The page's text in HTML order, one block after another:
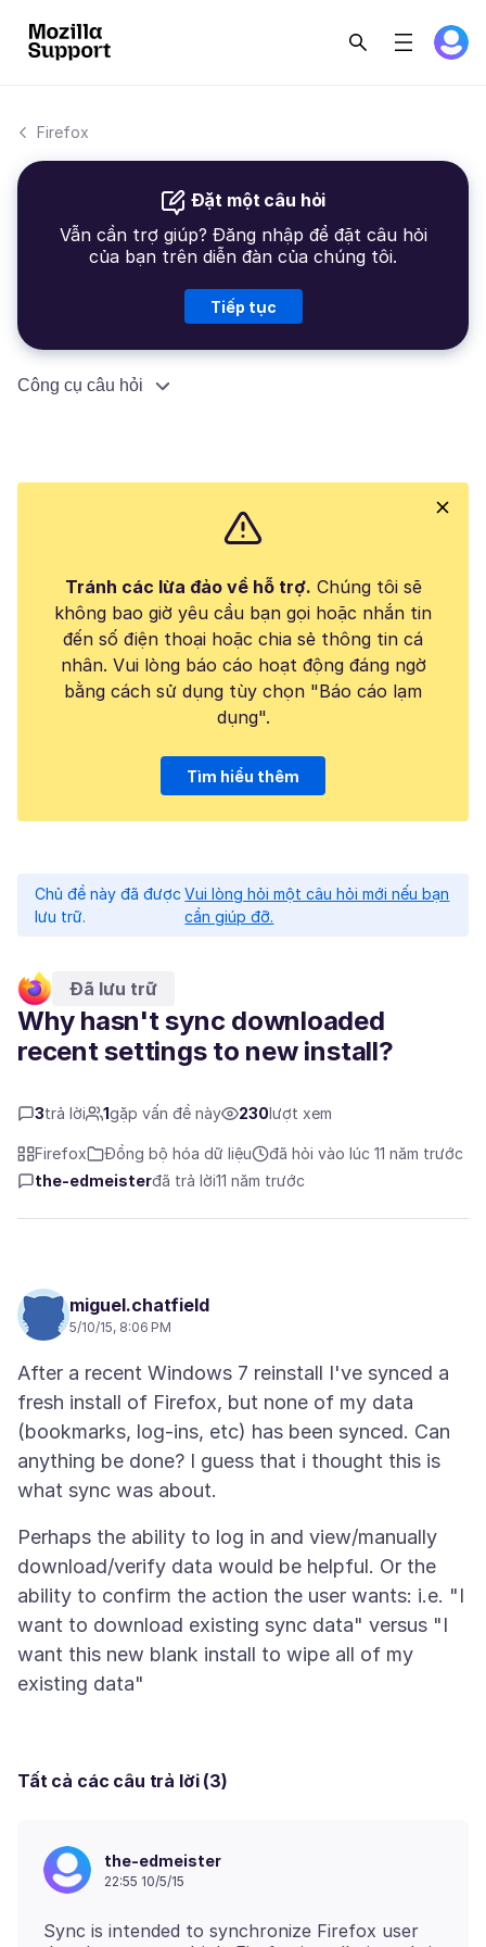
Firefox
Đặt một câu hỏi
Vẫn cần trợ giúp? Đăng nhập để đặt câu hỏi
của bạn trên diễn đàn của chúng tôi.
Tiếp tục
Công cụ câu hỏi
Tránh các lừa đảo về hỗ trợ. Chúng tôi sẽ
không bao giờ yêu cầu bạn gọi hoặc nhắn tin
đến số điện thoại hoặc chia sẻ thông tin cá
nhân. Vui lòng báo cáo hoạt động đáng ngờ
bằng cách sử dụng tùy chọn "Báo cáo lạm
dụng".
Tìm hiểu thêm
Chủ đề này đã được
lưu trữ.
Vui lòng hỏi một câu hỏi mới nếu bạn
cần giúp đỡ.
Đã lưu trữ
Why hasn't sync downloaded
recent settings to new install?
3trả lời 1gặp vấn đề này 230lượt xem
Firefox Đồng bộ hóa dữ liệu
đã hỏi vào lúc 11 năm trước
the-edmeisterđã trả lời11 năm trước
miguel.chatfield
5/10/15, 8:06 PM
After a recent Windows 7 reinstall I've synced a
fresh install of Firefox, but none of my data
(bookmarks, log-ins, etc) has been synced. Can
anything be done? I guess that i thought this is
Perhaps the ability to log in and view/manually
download/verify data would be helpful. Or the
ability to confirm the action the user wants: i.e. "I
want to download existing sync data" versus "I
want this new blank install to wipe all of my
Tất cả các câu trả lời (3)
the-edmeister
22:55 10/5/15
Sync is intended to synchronize Firefox user